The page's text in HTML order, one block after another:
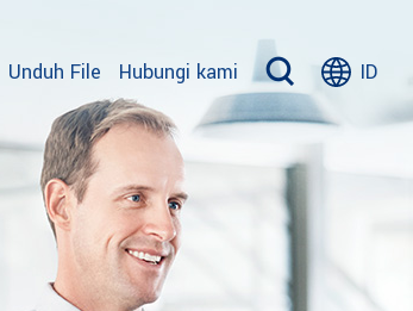
Unduh File Hubungi kami ID